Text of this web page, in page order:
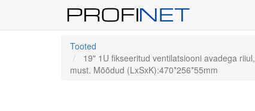
Tooted
19" 1U fikseeritud ventilatsiooni avadega riiul,
must. Mõõdud (LxSxK):470*256*55mm